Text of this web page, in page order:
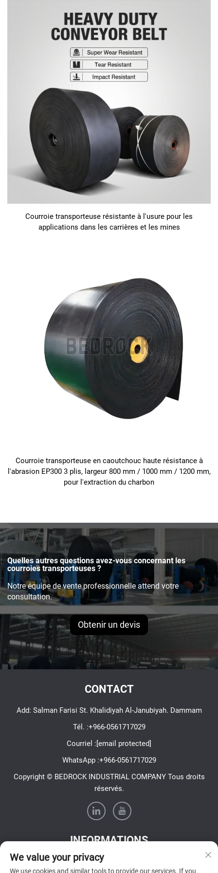
Courroie transporteuse résistante à l'usure pour les
applications dans les carrières et les mines
Courroie transporteuse en caoutchouc haute résistance à
l'abrasion EP300 3 plis, largeur 800 mm / 1000 mm / 1200 mm,
pour l'extraction du charbon
Quelles autres questions avez-vous concernant les
courroies transporteuses ?
Notre équipe de vente professionnelle attend votre
consultation.
Obtenir un devis
CONTACT
Add: Salman Farisi St. Khalidiyah Al-Janubiyah. Dammam
Tél. :+966-0561717029
Courriel :[email protected]
WhatsApp :+966-0561717029
Copyright © BEDROCK INDUSTRIAL COMPANY Tous droits
réservés.
INFORMATIONS
Inscrivez-vous pour recevoir notre newsletter hebdomadaire
We value your privacy
We use cookies and similar tools to provide our services. If you